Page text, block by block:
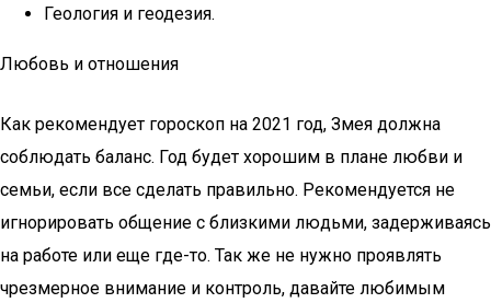
Геология и геодезия.
Любовь и отношения
Как рекомендует гороскоп на 2021 год, Змея должна
соблюдать баланс. Год будет хорошим в плане любви и
семьи, если все сделать правильно. Рекомендуется не
игнорировать общение с близкими людьми, задерживаясь
на работе или еще где-то. Так же не нужно проявлять
чрезмерное внимание и контроль, давайте любимым